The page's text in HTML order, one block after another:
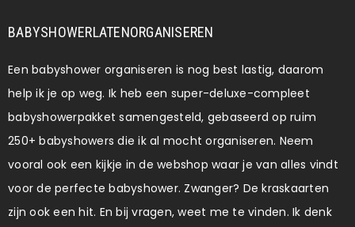
BABYSHOWERLATENORGANISEREN
Een babyshower organiseren is nog best lastig, daarom
help ik je op weg. Ik heb een super-deluxe-compleet
babyshowerpakket samengesteld, gebaseerd op ruim
250+ babyshowers die ik al mocht organiseren. Neem
vooral ook een kijkje in de webshop waar je van alles vindt
voor de perfecte babyshower. Zwanger? De kraskaarten
zijn ook een hit. En bij vragen, weet me te vinden. Ik denk